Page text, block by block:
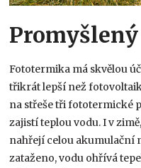
Fototermika má skvělou
třikrát lepší než
na střeše tři fototermické
zajistí teplou vodu. I v
nahřejí celou akumulační
zataženo, vodu ohřívá